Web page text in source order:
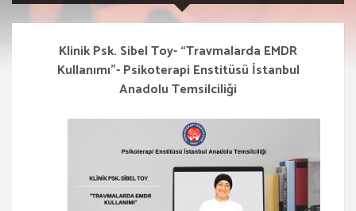
Klinik Psk. Sibel Toy- “Travmalarda EMDR
Kullanımı”- Psikoterapi Enstitüsü İstanbul
Anadolu Temsilciliği